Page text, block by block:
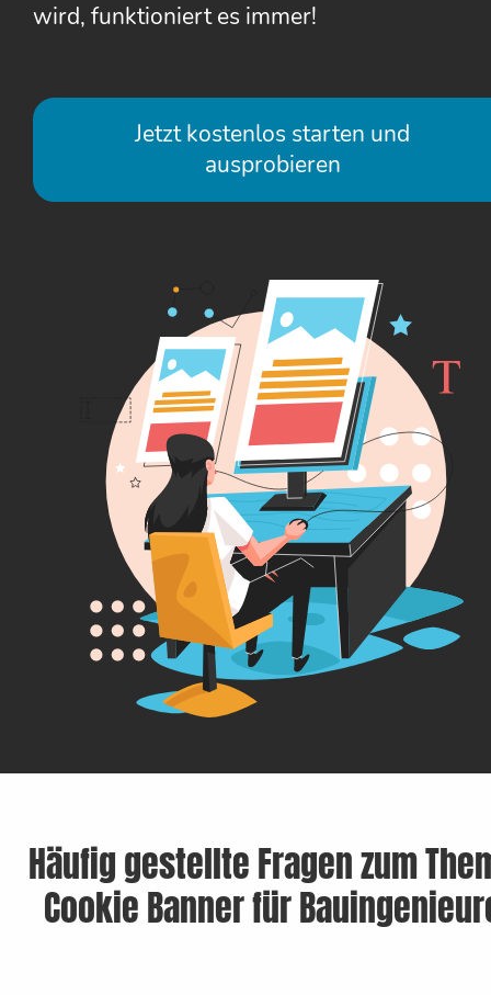
wird, funktioniert es immer!
Jetzt kostenlos starten und
ausprobieren
Häufig gestellte Fragen zum
Cookie Banner für